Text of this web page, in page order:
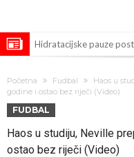
Hidratacijske pauze
Atletika?!
Ovo se Novaku nikad
Zverev se odmah
Infantino imao
novac od UEFA
Mourinho uvodi strogu
Početna Fudbal
Haos u
godine i ostao bez riječi (Video)
FUDBAL
Haos u studiju, Neville
ostao bez riječi (Video)